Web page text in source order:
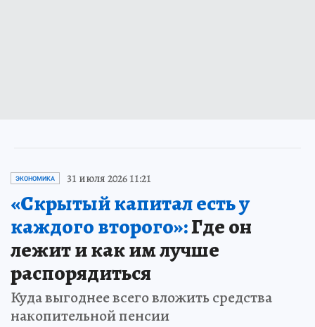
ЭКОНОМИКА 31 июля 2026 11:21
«Скрытый капитал есть у
каждого второго»:Где он
лежит и как им лучше
распорядиться
Куда выгоднее всего вложить средства
накопительной пенсии